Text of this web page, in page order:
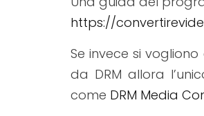
https://
Se invece si
da DRM allora
come DRM Media